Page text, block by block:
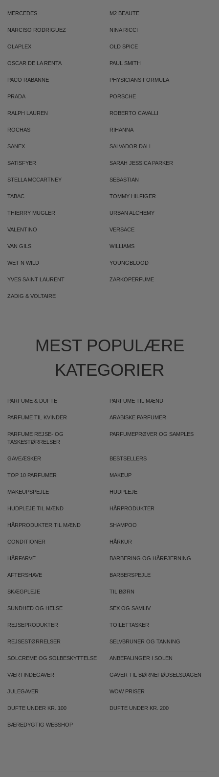
MERCEDES M2 BEAUTE
NARCISO RODRIGUEZ NINA RICCI
OLAPLEX OLD SPICE
OSCAR DE LA RENTA PAUL SMITH
PACO RABANNE PHYSICIANS FORMULA
PRADA PORSCHE
RALPH LAUREN ROBERTO CAVALLI
ROCHAS RIHANNA
SANEX SALVADOR DALI
SATISFYER SARAH JESSICA PARKER
STELLA MCCARTNEY SEBASTIAN
TABAC TOMMY HILFIGER
THIERRY MUGLER URBAN ALCHEMY
VALENTINO VERSACE
VAN GILS WILLIAMS
WET N WILD YOUNGBLOOD
YVES SAINT LAURENT ZARKOPERFUME
ZADIG & VOLTAIRE
MEST POPULÆRE
KATEGORIER
PARFUME & DUFTE PARFUME TIL MÆND
PARFUME TIL KVINDER ARABISKE PARFUMER
PARFUME REJSE- OG
TASKESTØRRELSER
PARFUMEPRØVER OG SAMPLES
GAVEÆSKER BESTSELLERS
TOP 10 PARFUMER MAKEUP
MAKEUPSPEJLE HUDPLEJE
HUDPLEJE TIL MÆND HÅRPRODUKTER
HÅRPRODUKTER TIL MÆND SHAMPOO
CONDITIONER HÅRKUR
HÅRFARVE BARBERING OG HÅRFJERNING
AFTERSHAVE BARBERSPEJLE
SKÆGPLEJE TIL BØRN
SUNDHED OG HELSE SEX OG SAMLIV
REJSEPRODUKTER TOILETTASKER
REJSESTØRRELSER SELVBRUNER OG TANNING
SOLCREME OG SOLBESKYTTELSE ANBEFALINGER I SOLEN
VÆRTINDEGAVER GAVER TIL BØRNEFØDSELSDAGEN
JULEGAVER WOW PRISER
DUFTE UNDER KR. 100 DUFTE UNDER KR. 200
BÆREDYGTIG WEBSHOP